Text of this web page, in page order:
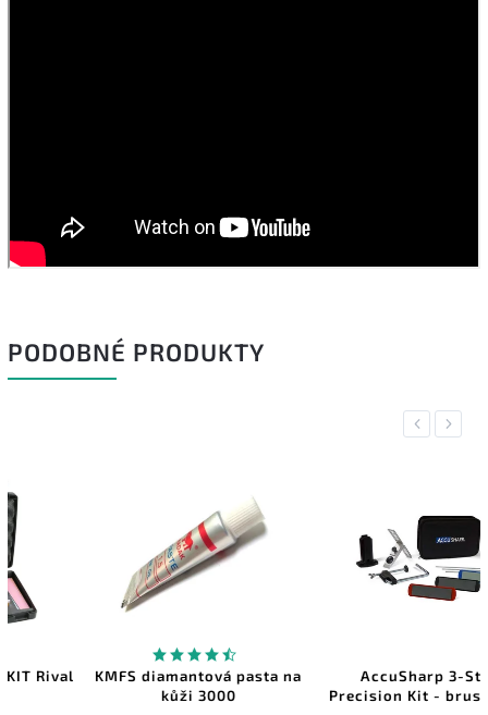
PODOBNÉ PRODUKTY
Previous
KMFS diamantová pasta na
AccuSharp 3-Stone
Precision Kit - brusná sada
Next